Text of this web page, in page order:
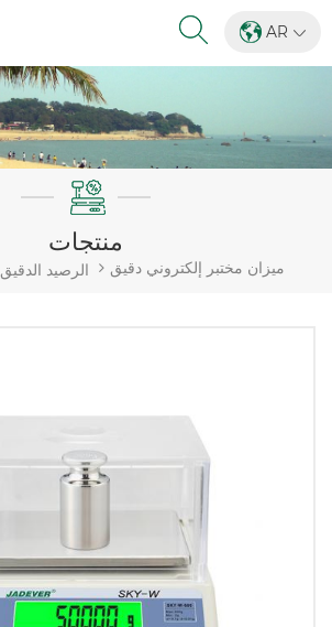
AR
منتجات
الرصيد الدقيق ميزان مختبر إلكتروني دقيق